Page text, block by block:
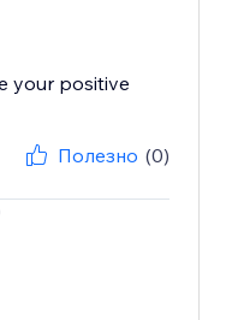
your positive
Полезно (0)